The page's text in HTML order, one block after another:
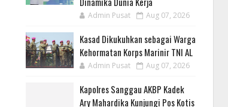
Admin Pusat Aug 07, 2026
Kasad Dikukuhkan sebagai Warga
Kehormatan Korps Marinir TNI AL
Admin Pusat Aug 07, 2026
Kapolres Sanggau AKBP Kadek
Ary Mahardika Kunjungi Pos Kotis